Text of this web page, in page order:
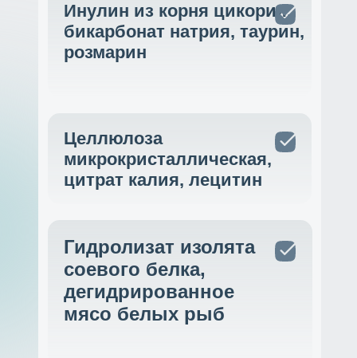
Инулин из корня цикория,
бикарбонат натрия, таурин,
розмарин
Целлюлоза
микрокристаллическая,
цитрат калия, лецитин
Гидролизат изолята
соевого белка,
дегидрированное
мясо белых рыб